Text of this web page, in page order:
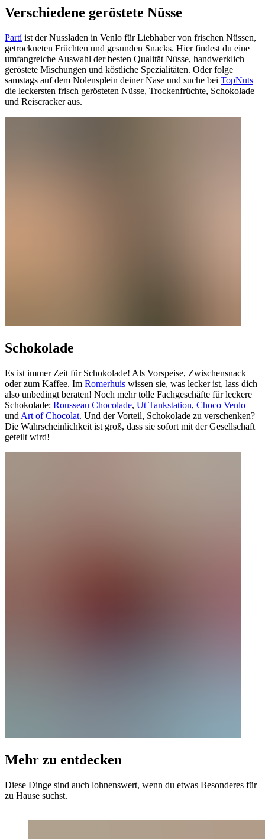
Verschiedene geröstete Nüsse
Partíist der Nussladen in Venlo für Liebhaber von frischen Nüssen,
getrockneten Früchten und gesunden Snacks. Hier findest du eine
umfangreiche Auswahl der besten Qualität Nüsse, handwerklich
geröstete Mischungen und köstliche Spezialitäten. Oder folge
samstags auf dem Nolensplein deiner Nase und suche bei TopNuts
die leckersten frisch gerösteten Nüsse, Trockenfrüchte, Schokolade
und Reiscracker aus.
Schokolade
Es ist immer Zeit für Schokolade! Als Vorspeise, Zwischensnack
oder zum Kaffee. Im Romerhuis wissen sie, was lecker ist, lass dich
also unbedingt beraten! Noch mehr tolle Fachgeschäfte für leckere
Schokolade: Rousseau Chocolade, Ut Tankstation, Choco Venlo
und Art of Chocolat. Und der Vorteil, Schokolade zu verschenken?
Die Wahrscheinlichkeit ist groß, dass sie sofort mit der Gesellschaft
geteilt wird!
Mehr zu entdecken
Diese Dinge sind auch lohnenswert, wenn du etwas Besonderes für
zu Hause suchst.